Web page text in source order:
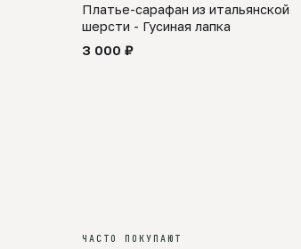
SALE
Платье-сарафан из итальянской
шерсти - Гусиная лапка
3 000 ₽
ЧАСТО ПОКУПАЮТ